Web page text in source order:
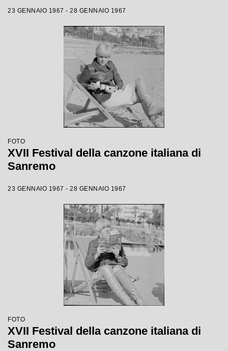
23 GENNAIO 1967 - 28 GENNAIO 1967
FOTO
XVII Festival della canzone italiana di
Sanremo
23 GENNAIO 1967 - 28 GENNAIO 1967
FOTO
XVII Festival della canzone italiana di
Sanremo